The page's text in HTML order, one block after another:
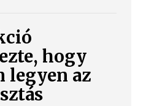
hogy
legyen az